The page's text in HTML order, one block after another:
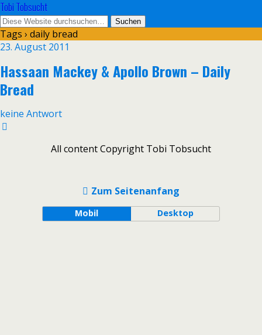
Tobi Tobsucht
Tags › daily bread
23. August 2011
Hassaan Mackey & Apollo Brown – Daily
Bread
keine Antwort
All content Copyright Tobi Tobsucht
Zum Seitenanfang
Mobil Desktop